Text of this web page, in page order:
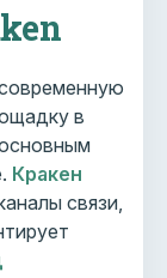
в
Кракен
связи,